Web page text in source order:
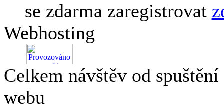
se zdarma zaregistrovat
Webhosting
Celkem návštěv od spuštění
webu